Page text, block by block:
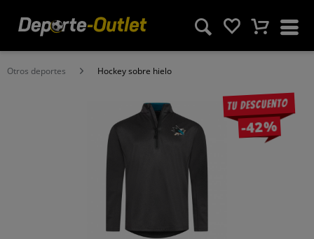
Otros deportes Hockey sobre hielo
Tu descuento
-42%